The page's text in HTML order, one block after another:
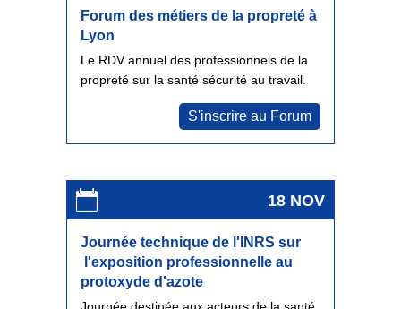
Forum des métiers de la propreté à
Lyon
Le RDV annuel des professionnels de la
propreté sur la santé sécurité au travail.
S'inscrire au Forum
18 NOV
Journée technique de l'INRS sur
l'exposition professionnelle au
protoxyde d'azote